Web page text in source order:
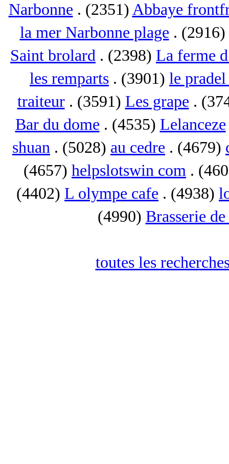
Narbonne . (2351) Abbaye
la mer Narbonne plage . (2916)
Saint brolard . (2398) La ferme
les remparts . (3901) le
traiteur. (3591) Les grape .
Bar du dome . (4535) Lelanceze
shuan . (5028) au cedre . (4679)
(4657) helpslotswin com .
(4402) L olympe cafe . (4938)
(4990) Brasserie
toutes les